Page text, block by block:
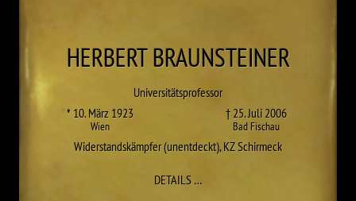
HERBERTBRAUNSTEINER
Universitätsprofessor
* 10. März 1923
Wien
† 25. Juli 2006
Bad Fischau
Widerstandskämpfer (unentdeckt),KZ Schirmeck
DETAILS…ZU HERBERT BRAUNSTEINER